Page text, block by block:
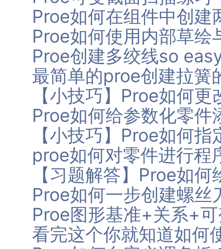
Proe如何在组件中创建
Proe如何使用内部草绘
Proe创建多绞线so
最简单的proe创建拉簧
【小技巧】Proe如何
Proe如何给参数化零件
【小技巧】Proe如何
proe如何对零件进行程
【习题解答】Proe如
Proe如何一步创建螺丝
Proe图形基准+关系+
看完这个你就知道如何